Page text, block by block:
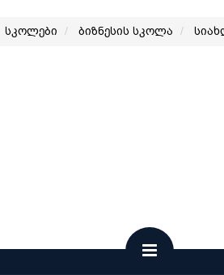
სკოლები ბიზნესის სკოლა